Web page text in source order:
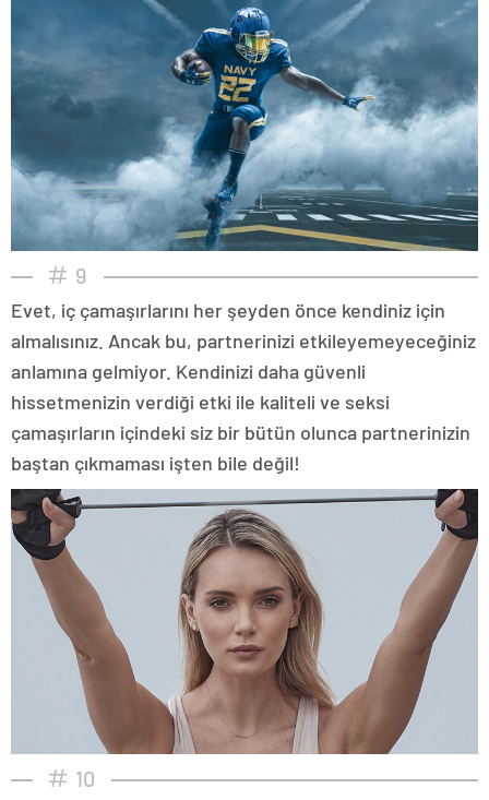
9
Evet, iç çamaşırlarını her şeyden önce kendiniz için
almalısınız. Ancak bu, partnerinizi etkileyemeyeceğiniz
anlamına gelmiyor. Kendinizi daha güvenli
hissetmenizin verdiği etki ile kaliteli ve seksi
çamaşırların içindeki siz bir bütün olunca partnerinizin
baştan çıkmaması işten bile değil!
10